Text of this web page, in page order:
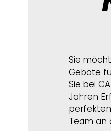
Sie
Gebote
Sie bei
Jahren
Team an